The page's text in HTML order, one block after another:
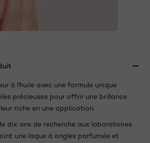
à l'huile avec une formule unique
précieuses pour offrir une brillance
riche en une application.
dix ans de recherche aux laboratoires
une laque à ongles parfumée et